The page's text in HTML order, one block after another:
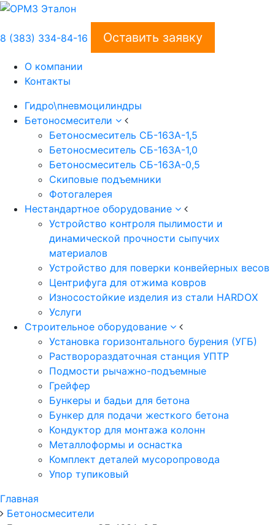
8 (383) 334-84-16 Оставить заявку
О компании
Контакты
Гидро\пневмоцилиндры
Бетоносмесители
Бетоносмеситель СБ-163А-1,5
Бетоносмеситель СБ-163А-1,0
Бетоносмеситель СБ-163А-0,5
Скиповые подъемники
Фотогалерея
Нестандартное оборудование
Устройство контроля пылимости и
динамической прочности сыпучих
материалов
Устройство для поверки конвейерных весов
Центрифуга для отжима ковров
Износостойкие изделия из стали HARDOX
Услуги
Строительное оборудование
Установка горизонтального бурения (УГБ)
Растворораздаточная станция УПТР
Подмости рычажно-подъемные
Грейфер
Бункеры и бадьи для бетона
Бункер для подачи жесткого бетона
Кондуктор для монтажа колонн
Металлоформы и оснастка
Комплект деталей мусоропровода
Упор тупиковый
Главная
Бетоносмесители